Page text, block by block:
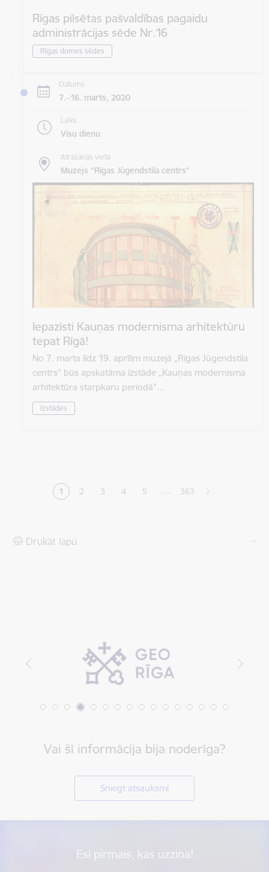
Rīgas pilsētas pašvaldības pagaidu
administrācijas sēde Nr.16
Rīgas domes sēdes
Datums
7.–16. marts, 2020
Laiks
Visu dienu
Atrašanās vieta
Muzejs “Rīgas Jūgendstila centrs”
Iepazīsti Kauņas modernisma arhitektūru
tepat Rīgā!
No 7. marta līdz 19. aprīlim muzejā „Rīgas Jūgendstila
centrs” būs apskatāma izstāde „Kauņas modernisma
arhitektūra starpkaru periodā”…
Izstādes
Pašreizējā lapa
1 Lapa
2 Lapa
3 Lapa
4 Lapa
5 … 363
Drukāt lapu
Vai šī informācija bija noderīga?
Sniegt atsauksmi
Esi pirmais, kas uzzina!